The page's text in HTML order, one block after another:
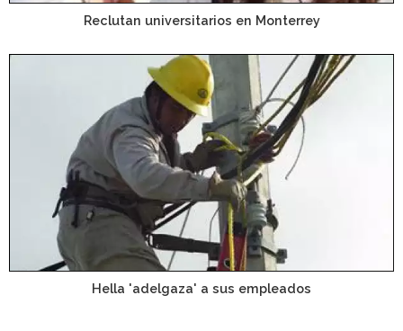
Reclutan universitarios en Monterrey
Hella 'adelgaza' a sus empleados